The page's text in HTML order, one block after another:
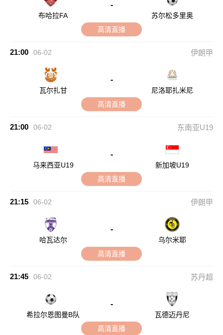
布哈拉FA
-
苏尔松多里奥
高清直播
21:00 06-02 伊朗甲
瓦尔扎甘
-
尼洛耶扎米尼
高清直播
21:00 06-02 东南亚U19
马来西亚U19
-
新加坡U19
高清直播
21:15 06-02 伊朗甲
哈瓦达尔
-
乌尔米耶
高清直播
21:45 06-02 苏丹超
希拉尔恩图曼B队
-
瓦德迈丹尼
高清直播